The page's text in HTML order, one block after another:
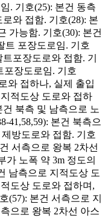
. 기호(25): 본건 동측
와 접함. 기호(28): 본
가능함. 기호(30): 본건
트 포장도로임. 기호
포장도로와 접함. 기
포장도로임. 기호
와 접하나, 실제 출입
적도상 도로와 접하
북측 및 남측으로 노
41,58,59): 본건 북측으
방도로와 접함. 기호
서측으로 왕복 2차선
가 노폭 약 3m 정도의
남측으로 지적도상 도
도상 도로와 접하며,
(57): 본건 서측으로 지
으로 왕복 2차선 아스